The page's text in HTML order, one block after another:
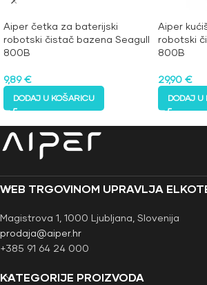
Aiper četka za baterijski
robotski čistač bazena Seagull
800B
9,89€
DODAJ U KOŠARICU
Aiper
robotski
800B
29,90 €
DODAJ U
WEB TRGOVINOM UPRAVLJA
Magistrova 1, 1000 Ljubljana, Slovenija
prodaja@aiper.hr
+385 91 64 24 000
KATEGORIJE PROIZVODA